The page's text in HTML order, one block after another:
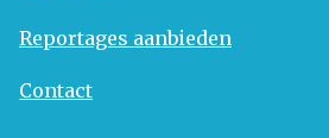
Reportages aanbieden
Contact